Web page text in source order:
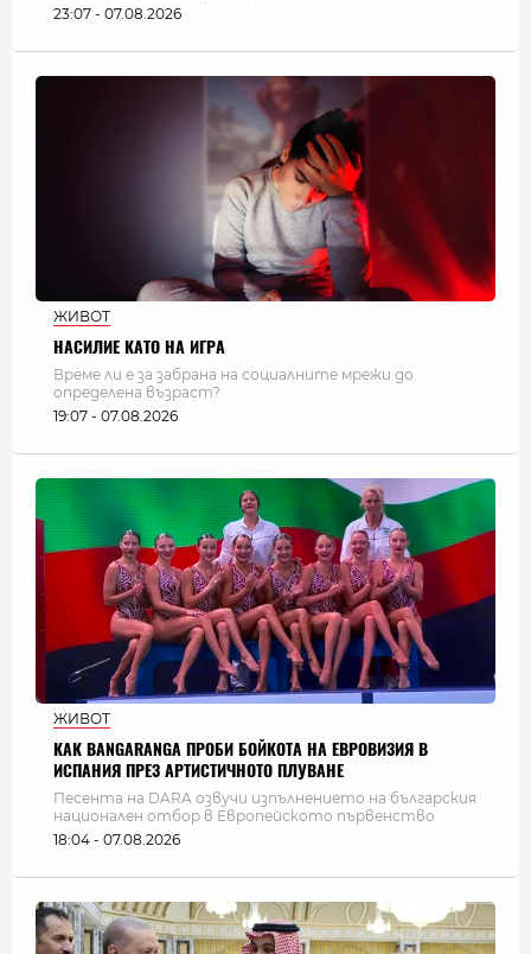
23:07 - 07.08.2026
ЖИВОТ
НАСИЛИЕ КАТО НА ИГРА
Време ли е за забрана на социалните мрежи до
определена възраст?
19:07 - 07.08.2026
ЖИВОТ
КАК BANGARANGA ПРОБИ БОЙКОТА НА ЕВРОВИЗИЯ В
ИСПАНИЯ ПРЕЗ АРТИСТИЧНОТО ПЛУВАНЕ
Песента на DARA озвучи изпълнението на българския
национален отбор в Европейското първенство
18:04 - 07.08.2026